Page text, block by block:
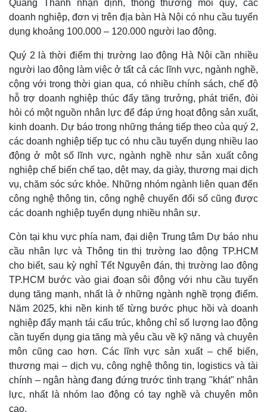
Kinh tế
Bất động sản
Khởi nghiệp
Thị trường
Giá vàng
Tiêu dùng
Tỷ giá
Chứng khoán
Giá cà phê
Quang Thành nhận định, thông thường mỗi quý, các
doanh nghiệp, đơn vị trên địa bàn Hà Nội có nhu cầu tuyển
dụng khoảng 100.000 – 120.000 người lao động.
Quý 2 là thời điểm thị trường lao động Hà Nội cần nhiều
người lao động làm việc ở tất cả các lĩnh vực, ngành nghề,
cộng với trong thời gian qua, có nhiều chính sách, chế độ
hỗ trợ doanh nghiệp thúc đẩy tăng trưởng, phát triển, đòi
hỏi có một nguồn nhân lực để đáp ứng hoạt động sản xuất,
kinh doanh. Dự báo trong những tháng tiếp theo của quý 2,
các doanh nghiệp tiếp tục có nhu cầu tuyển dụng nhiều lao
động ở một số lĩnh vực, ngành nghề như sản xuất công
nghiệp chế biến chế tạo, dệt may, da giày, thương mại dịch
vụ, chăm sóc sức khỏe. Những nhóm ngành liên quan đến
công nghệ thông tin, công nghệ chuyển đổi số cũng được
các doanh nghiệp tuyển dụng nhiều nhân sự.
Còn tại khu vực phía nam, đại diện Trung tâm Dự báo nhu
cầu nhân lực và Thông tin thị trường lao động TP.HCM
cho biết, sau kỳ nghỉ Tết Nguyên đán, thị trường lao động
TP.HCM bước vào giai đoạn sôi động với nhu cầu tuyển
dụng tăng mạnh, nhất là ở những ngành nghề trọng điểm.
Năm 2025, khi nền kinh tế từng bước phục hồi và doanh
nghiệp đẩy mạnh tái cấu trúc, không chỉ số lượng lao động
cần tuyển dụng gia tăng mà yêu cầu về kỹ năng và chuyên
môn cũng cao hơn. Các lĩnh vực sản xuất – chế biến,
thương mại – dịch vụ, công nghệ thông tin, logistics và tài
chính – ngân hàng đang đứng trước tình trạng "khát" nhân
lực, nhất là nhóm lao động có tay nghề và chuyên môn
cao.